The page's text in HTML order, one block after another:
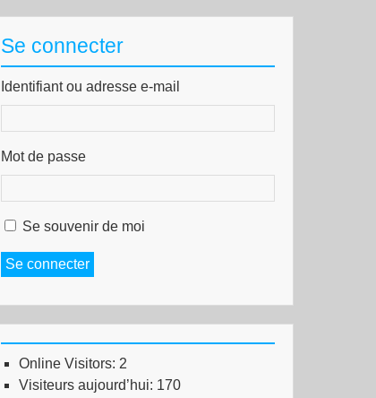
Se connecter
Identifiant ou adresse e-mail
Mot de passe
Se souvenir de moi
Se connecter
Online Visitors: 2
Visiteurs aujourd’hui: 170